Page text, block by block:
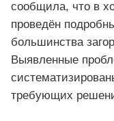
сообщила, что в
проведён
большинства
Выявленные
требующих